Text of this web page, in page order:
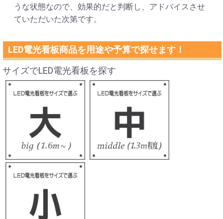
うな状態なので、効果的だと判断し、アドバイスさせ
ていただいた次第です。
LED電光看板商品を用途や予算で探せます！
サイズでLED電光看板を探す